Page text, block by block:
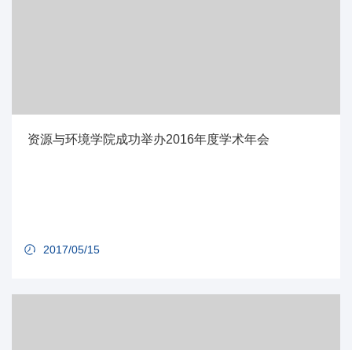
资源与环境学院成功举办2016年度学术年会
2017/05/15